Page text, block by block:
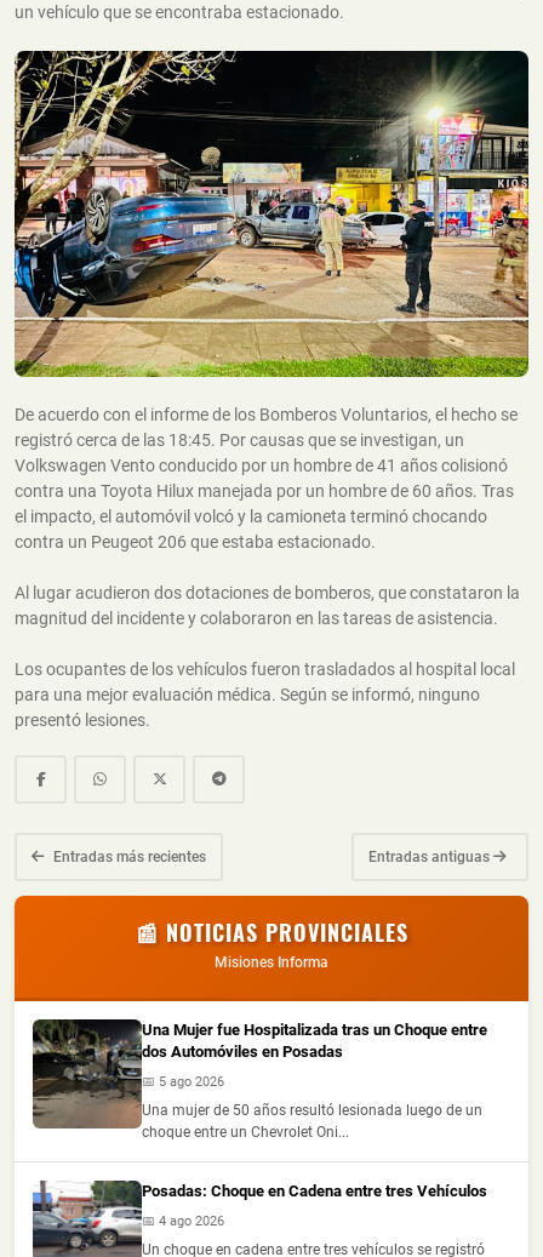
un vehículo que se encontraba estacionado.
De acuerdo con el informe de los Bomberos Voluntarios, el hecho se
registró cerca de las 18:45. Por causas que se investigan, un
Volkswagen Vento conducido por un hombre de 41 años colisionó
contra una Toyota Hilux manejada por un hombre de 60 años. Tras
el impacto, el automóvil volcó y la camioneta terminó chocando
contra un Peugeot 206 que estaba estacionado.
Al lugar acudieron dos dotaciones de bomberos, que constataron la
magnitud del incidente y colaboraron en las tareas de asistencia.
Los ocupantes de los vehículos fueron trasladados al hospital local
para una mejor evaluación médica. Según se informó, ninguno
presentó lesiones.
Entradas más recientes Entradas antiguas
📰 NOTICIAS PROVINCIALES
Misiones Informa
Una Mujer fue Hospitalizada tras un Choque entre
dos Automóviles en Posadas
📅 5 ago 2026
Una mujer de 50 años resultó lesionada luego de un
choque entre un Chevrolet Oni...
Posadas: Choque en Cadena entre tres Vehículos
📅 4 ago 2026
Un choque en cadena entre tres vehículos se registró